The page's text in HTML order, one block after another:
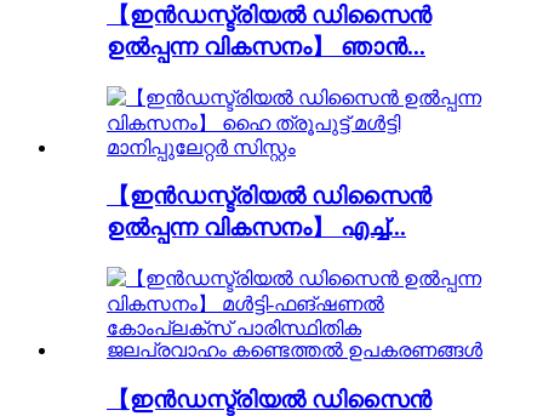
【ഇൻഡസ്ട്രിയൽ ഡിസൈൻ
ഉൽപ്പന്ന വികസനം】 ഞാൻ...
【ഇൻഡസ്ട്രിയൽ ഡിസൈൻ
ഉൽപ്പന്ന വികസനം】 എച്ച്...
【ഇൻഡസ്ട്രിയൽ ഡിസൈൻ